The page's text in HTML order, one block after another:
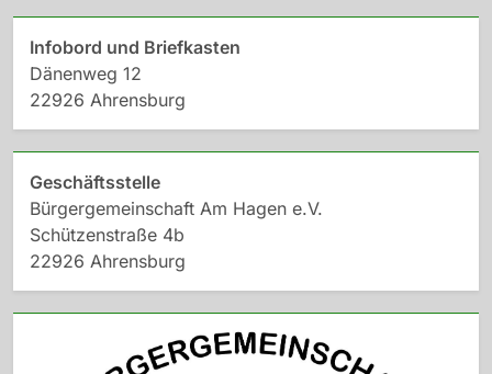
Infobord und Briefkasten
Dänenweg 12
22926 Ahrensburg
Geschäftsstelle
Bürgergemeinschaft Am Hagen e.V.
Schützenstraße 4b
22926 Ahrensburg